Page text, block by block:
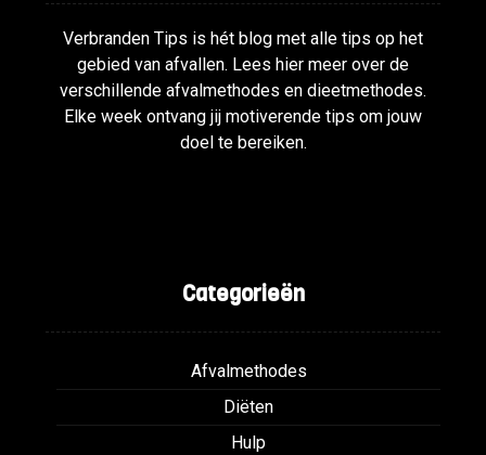
Verbranden Tips is hét blog met alle tips op het
gebied van afvallen. Lees hier meer over de
verschillende afvalmethodes en dieetmethodes.
Elke week ontvang jij motiverende tips om jouw
doel te bereiken.
Categorieën
Afvalmethodes
Diëten
Hulp